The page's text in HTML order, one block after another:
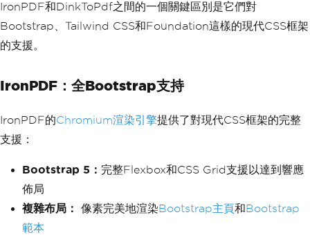
IronPDF和DinkToPdf之間的一個關鍵區別是它們對
Bootstrap、Tailwind CSS和Foundation這樣的現代CSS框架
的支援。
IronPDF：全Bootstrap支持
IronPDF的Chromium渲染引擎提供了對現代CSS框架的完整
支援：
Bootstrap 5： 完整Flexbox和CSS Grid支援以達到響應
佈局
複雜布局：
像素完美地渲染Bootstrap主頁和Bootstrap
範本